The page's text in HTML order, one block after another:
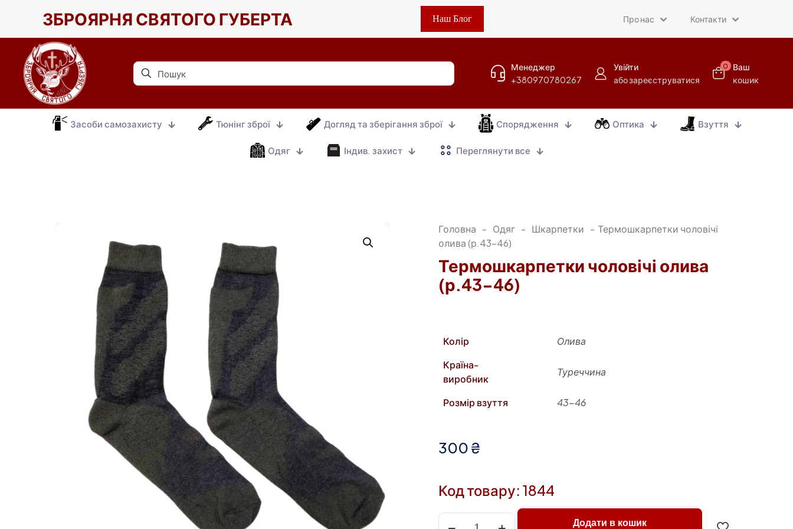
ЗБРОЯРНЯ СВЯТОГО ГУБЕРТА Наш Блог Про нас Контакти
Менеджер
+380970780267
Увійти
або зареєструватися
0
Ваш
кошик
Засоби самозахисту Тюнінг зброї Догляд та зберігання зброї Спорядження Оптика Взуття
Одяг Індив. захист Переглянути все
Головна - Одяг - Шкарпетки - Термошкарпетки чоловічі
олива (р.43-46)
Термошкарпетки чоловічі олива
(р.43-46)
Колір
Олива
Країна-
виробник
Туреччина
Розмір взуття 43-46
300 ₴
Код товару: 1844
Термошкарпетки
Додати в кошик